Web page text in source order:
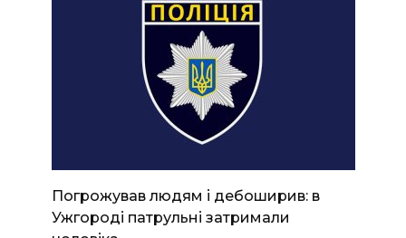
Погрожував людям і дебоширив: в
Ужгороді патрульні затримали